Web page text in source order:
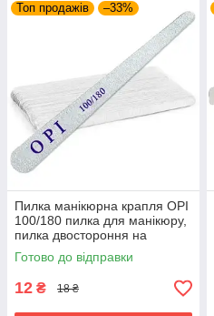
Топ продажів –33%
Пилка манікюрна крапля OPI
100/180 пилка для манікюру,
пилка двостороння на
паперовій основі, пилка для
нігтів
Готово до відправки
12 ₴ 18 ₴